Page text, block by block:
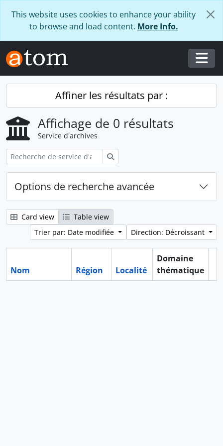
This website uses cookies to enhance your ability
to browse and load content. More Info.
Affiner les résultats par :
Affichage de 0 résultats
Service d'archives
Options de recherche avancée
Card view
Table view
Trier par: Date modifiée
Direction: Décroissant
Nom Région Localité
Domaine
thématique